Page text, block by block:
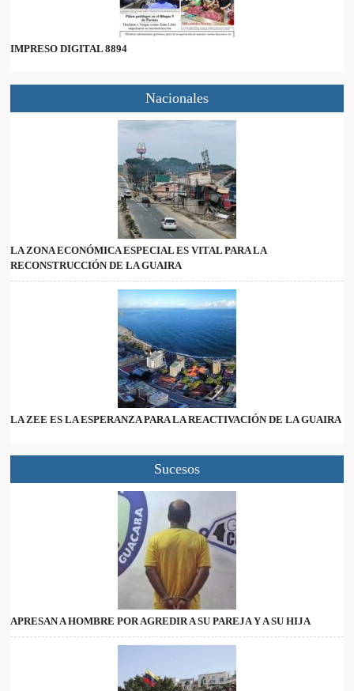
IMPRESO DIGITAL 8894
Nacionales
LA ZONA ECONÓMICA ESPECIAL ES VITAL PARA LA
RECONSTRUCCIÓN DE LA GUAIRA
LA ZEE ES LA ESPERANZA PARA LA REACTIVACIÓN DE LA GUAIRA
Sucesos
APRESAN A HOMBRE POR AGREDIR A SU PAREJA Y A SU HIJA